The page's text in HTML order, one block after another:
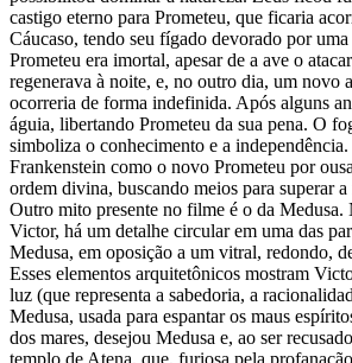
castigo eterno para Prometeu, que ficaria
Cáucaso, tendo seu fígado devorado por
Prometeu era imortal, apesar de a ave o
regenerava à noite, e, no outro dia, um novo
ocorreria de forma indefinida. Após alguns
águia, libertando Prometeu da sua pena. O
simboliza o conhecimento e a
Frankenstein como o novo Prometeu por
ordem divina, buscando meios para superar a
Outro mito presente no filme é o da Medusa.
Victor, há um detalhe circular em uma das
Medusa, em oposição a um vitral, redondo,
Esses elementos arquitetônicos mostram
luz (que representa a sabedoria, a
Medusa, usada para espantar os maus
dos mares, desejou Medusa e, ao ser
templo de Atena, que, furiosa pela